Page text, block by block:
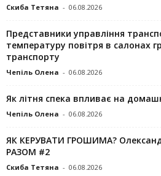
Скиба Тетяна - 06.08.2026
Представники управління
температуру повітря в салонах
транспорту
Чепіль Олена - 06.08.2026
Як літня спека впливає на
Чепіль Олена - 06.08.2026
ЯК КЕРУВАТИ ГРОШИМА?
РАЗОМ #2
Скиба Тетяна - 06.08.2026